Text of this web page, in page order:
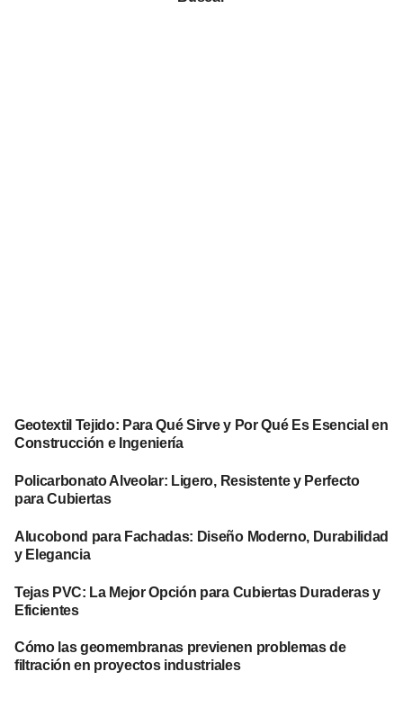
Geotextil Tejido: Para Qué Sirve y Por Qué Es Esencial en
Construcción e Ingeniería
Policarbonato Alveolar: Ligero, Resistente y Perfecto
para Cubiertas
Alucobond para Fachadas: Diseño Moderno, Durabilidad
y Elegancia
Tejas PVC: La Mejor Opción para Cubiertas Duraderas y
Eficientes
Cómo las geomembranas previenen problemas de
filtración en proyectos industriales